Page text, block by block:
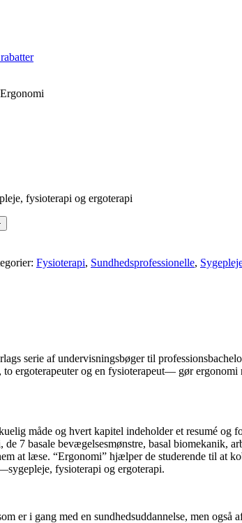
Ergonomi
fysioterapi og ergoterapi
Fysioterapi, Sundhedsprofessionelle,
serie af undervisningsbøger til
ergoterapeuter og en fysioterapeut— gør
måde og hvert kapitel indeholder et resumé
7 basale bevægelsesmønstre, basal biomekanik,
at læse. “Ergonomi” hjælper de studerende til at
fysioterapi og ergoterapi.
er i gang med en sundhedsuddannelse, men